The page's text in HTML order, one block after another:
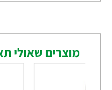
מוצרים שאולי